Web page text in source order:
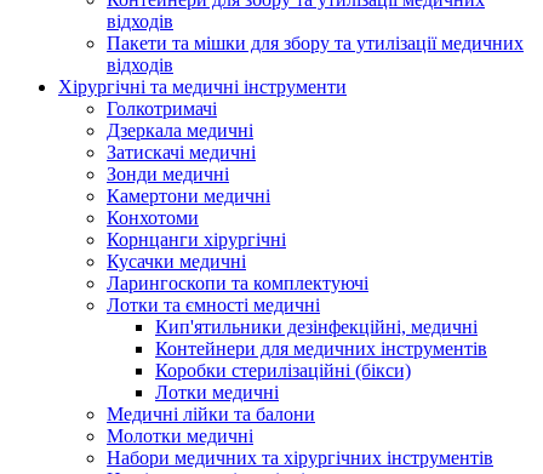
відходів
Пакети та мішки для збору та утилізації медичних
відходів
Хірургічні та медичні інструменти
Голкотримачі
Дзеркала медичні
Затискачі медичні
Зонди медичні
Камертони медичні
Конхотоми
Корнцанги хірургічні
Кусачки медичні
Ларингоскопи та комплектуючі
Лотки та ємності медичні
Кип'ятильники дезінфекційні, медичні
Контейнери для медичних інструментів
Коробки стерилізаційні (бікси)
Лотки медичні
Медичні лійки та балони
Молотки медичні
Набори медичних та хірургічних інструментів